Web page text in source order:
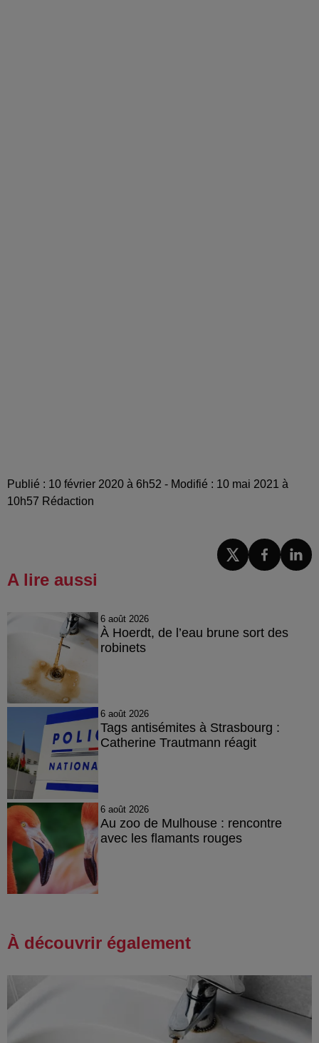
Publié : 10 février 2020 à 6h52 - Modifié : 10 mai 2021 à
10h57 Rédaction
A lire aussi
6 août 2026
À Hoerdt, de l’eau brune sort des
robinets
6 août 2026
Tags antisémites à Strasbourg :
Catherine Trautmann réagit
6 août 2026
Au zoo de Mulhouse : rencontre
avec les flamants rouges
À découvrir également